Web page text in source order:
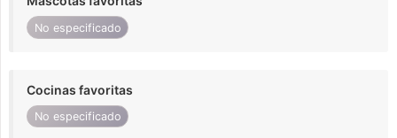
No especificado
Cocinas favoritas
No especificado